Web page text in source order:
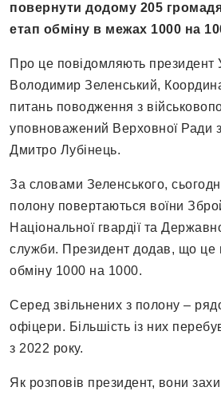
повернути додому 205
етап обміну в межах 1000 на
Про це повідомляють президент
Володимир Зеленський,
питань поводження з
уповноважений Верховної Ради
Дмитро Лубінець.
За словами Зеленського,
полону повертаються воїни
Національної гвардії та
служби. Президент додав, що це
обміну 1000 на 1000.
Серед звільнених з полону –
офіцери. Більшість із них
з 2022 року.
Як розповів президент, вони